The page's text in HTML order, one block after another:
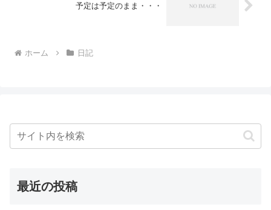
予定は予定のまま・・・
ホーム 日記
最近の投稿